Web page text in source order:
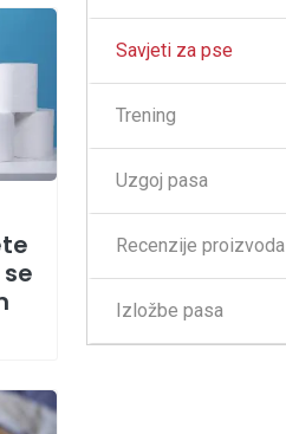
Savjeti za pse
Trening
Uzgoj pasa
Recenzije proizvoda
Izložbe pasa